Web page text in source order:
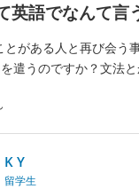
英語でなんて言
とがある人と再び会う
遣うのですか？文法
K Y
留学生